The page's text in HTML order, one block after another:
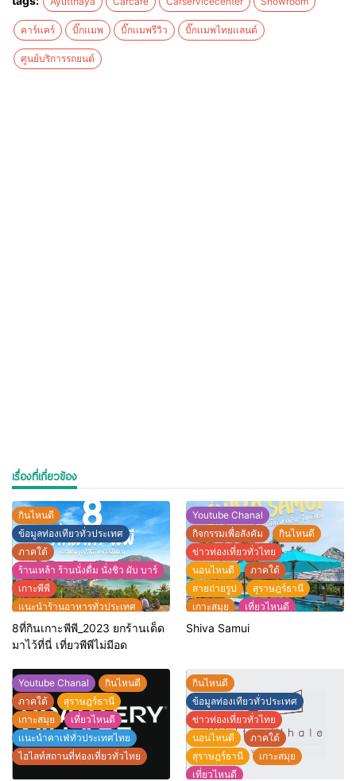
คาร์แคร์ บิ๊กเเมพ บิ๊กเเมพรีวิว บิ๊กเเมพไทยเเลนด์
ศูนย์บริการรถยนต์
เรื่องที่เกี่ยวข้อง
กินไหนดี
ข้อมูลท่องเทียวทั่วประเทศ
ภาคใต้
ร้านเหล้า ร้านนั่งดื่ม นั่งชิว ผับ บาร์
เกาะพีพี
แนะนำร้านอาหารทั่วประเทศ
ไฮไลท์สถานที่ท่องเที่ยวทั่วไทย
8ที่กินเกาะพีพี_2023 ยกร้านเด็ด
มาไว้ที่นี่ เที่ยวพีพีไม่มีอด
Youtube Chanal
กิจกรรมเพื่อสังคัม
กินไหนดี
ข่าวท่องเที่ยวทั่วไทย
นอนไหนดี
ภาคใต้
สายถ่ายรูป
สุราษฎร์ธานี
เกาะสมุย
เที่ยวไหนดี
แนะนำที่พักทั่วประเทศไทย
Shiva Samui
Youtube Chanal
กินไหนดี
ภาคใต้
สุราษฎร์ธานี
เกาะสมุย
เที่ยวไหนดี
เเนะนำคาเฟ่ทั่วประเทศไทย
ไฮไลท์สถานที่ท่องเที่ยวทั่วไทย
กินไหนดี
ข้อมูลท่องเทียวทั่วประเทศ
ข่าวท่องเที่ยวทั่วไทย
นอนไหนดี
ภาคใต้
สุราษฎร์ธานี
เกาะสมุย
เที่ยวไหนดี